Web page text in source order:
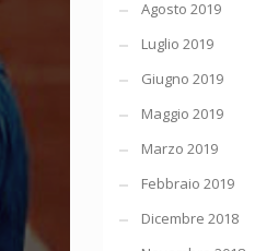
Agosto 2019
Luglio 2019
Giugno 2019
Maggio 2019
Marzo 2019
Febbraio 2019
Dicembre 2018